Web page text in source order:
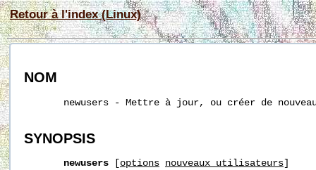
Retour à l'index (Linux)
NOM
newusers - Mettre à jour, ou créer de
SYNOPSIS
newusers options nouveaux_utilisateurs